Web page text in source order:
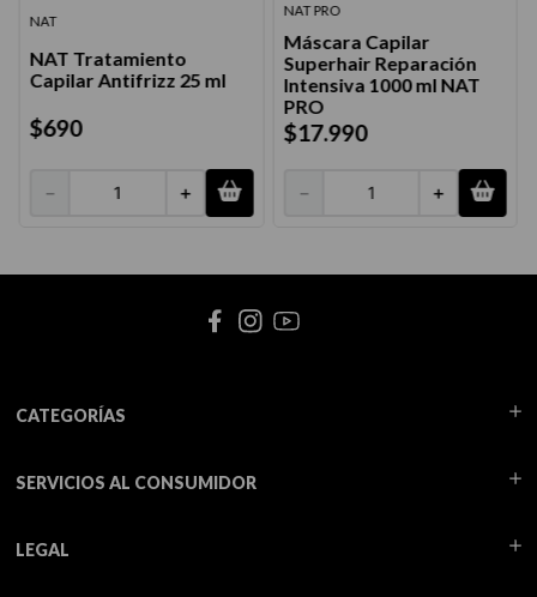
NAT
NAT Tratamiento
Capilar Antifrizz 25 ml
$690
＋
－
NAT PRO
Máscara Capilar
Superhair Reparación
Intensiva 1000 ml NAT
PRO
$17.990
＋
－
CATEGORÍAS
SERVICIOS AL CONSUMIDOR
LEGAL